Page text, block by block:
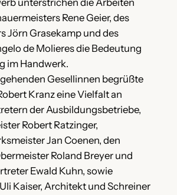
unterstrichen die Arbeiten
Rene Geier, des
Jörn Grasekamp und des
de Molieres die Bedeutung
im Handwerk.
Gesellinnen begrüßte
Kranz eine Vielfalt an
der Ausbildungsbetriebe,
Robert Ratzinger,
Jan Coenen, den
Roland Breyer und
Ewald Kuhn, sowie
Kaiser, Architekt und Schreiner